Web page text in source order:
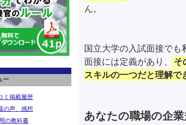
ん。
国立大学の入試面接で
面接には定義があり、
そ
スキルの一つだと理解で
あなたの職場の企
ー
ミ掲載履歴
の声、感想
の教科書